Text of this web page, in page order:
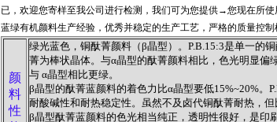
已，欢迎您寄样至我公司进行检测，我们可为您提供→您现在所
蓝绿有机颜料生产经验，优秀并稳定的生产工艺，严格的质量控
颜
料
性
绿光蓝色，铜酞菁颜料（β晶型）。P.B.15:3是单一的
菁为棒状晶体。与α晶型的酞菁颜料相比，色光明显偏
与 α晶型相比更绿。
β晶型的酞菁蓝颜料的着色力比α晶型要低15%~20%。
耐酸碱性和耐热稳定性。虽然不及卤代铜酞菁耐热，但
β晶型酞菁蓝颜料的色光相当纯正，透明性很好，是印